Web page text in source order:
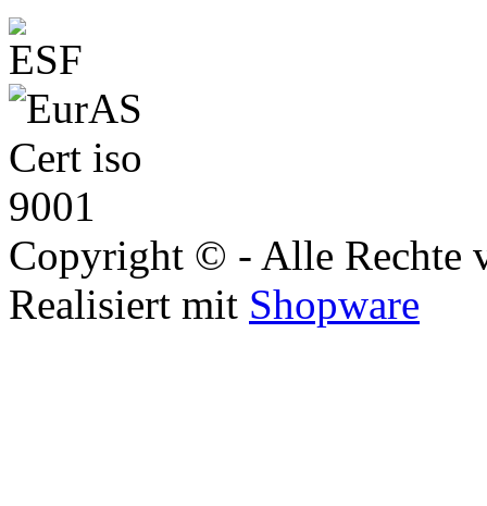
Copyright © - Alle Rechte
Realisiert mit Shopware